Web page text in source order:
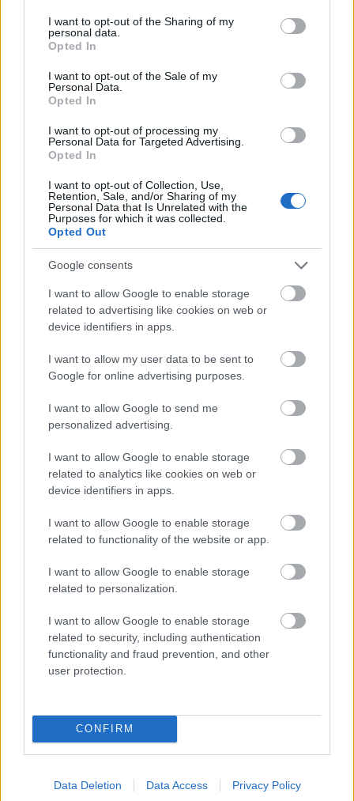
not limited to your visit or usage behaviour. You may click to
grant or deny consent to Google and its third-party tags to
use your data for below specified purposes in below Google
consent section.
I want to opt-out of the Sharing of my
personal data.
Opted In
I want to opt-out of the Sale of my
Personal Data.
Opted In
I want to opt-out of processing my
Personal Data for Targeted Advertising.
Opted In
I want to opt-out of Collection, Use,
Retention, Sale, and/or Sharing of my
Personal Data that Is Unrelated with the
Purposes for which it was collected.
Opted Out
Google consents
I want to allow Google to enable storage
related to advertising like cookies on web or
device identifiers in apps.
I want to allow my user data to be sent to
Google for online advertising purposes.
I want to allow Google to send me
personalized advertising.
I want to allow Google to enable storage
related to analytics like cookies on web or
device identifiers in apps.
I want to allow Google to enable storage
related to functionality of the website or app.
I want to allow Google to enable storage
related to personalization.
I want to allow Google to enable storage
related to security, including authentication
functionality and fraud prevention, and other
user protection.
CONFIRM
Data Deletion Data Access Privacy Policy
A decemberi hidegben a Városligeti tó felett
gomolygott a pára. Alig vártam, hogy megérkezzek a
Robinsonba, ebbe a csodálatos környezetbe, mert ...
VERANDA, A KOPASZIN